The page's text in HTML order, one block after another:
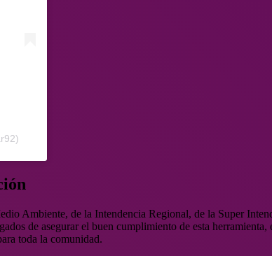
Ambiente, de la Intendencia Regional, de la Super
de asegurar el buen cumplimiento de esta herramienta,
toda la comunidad.